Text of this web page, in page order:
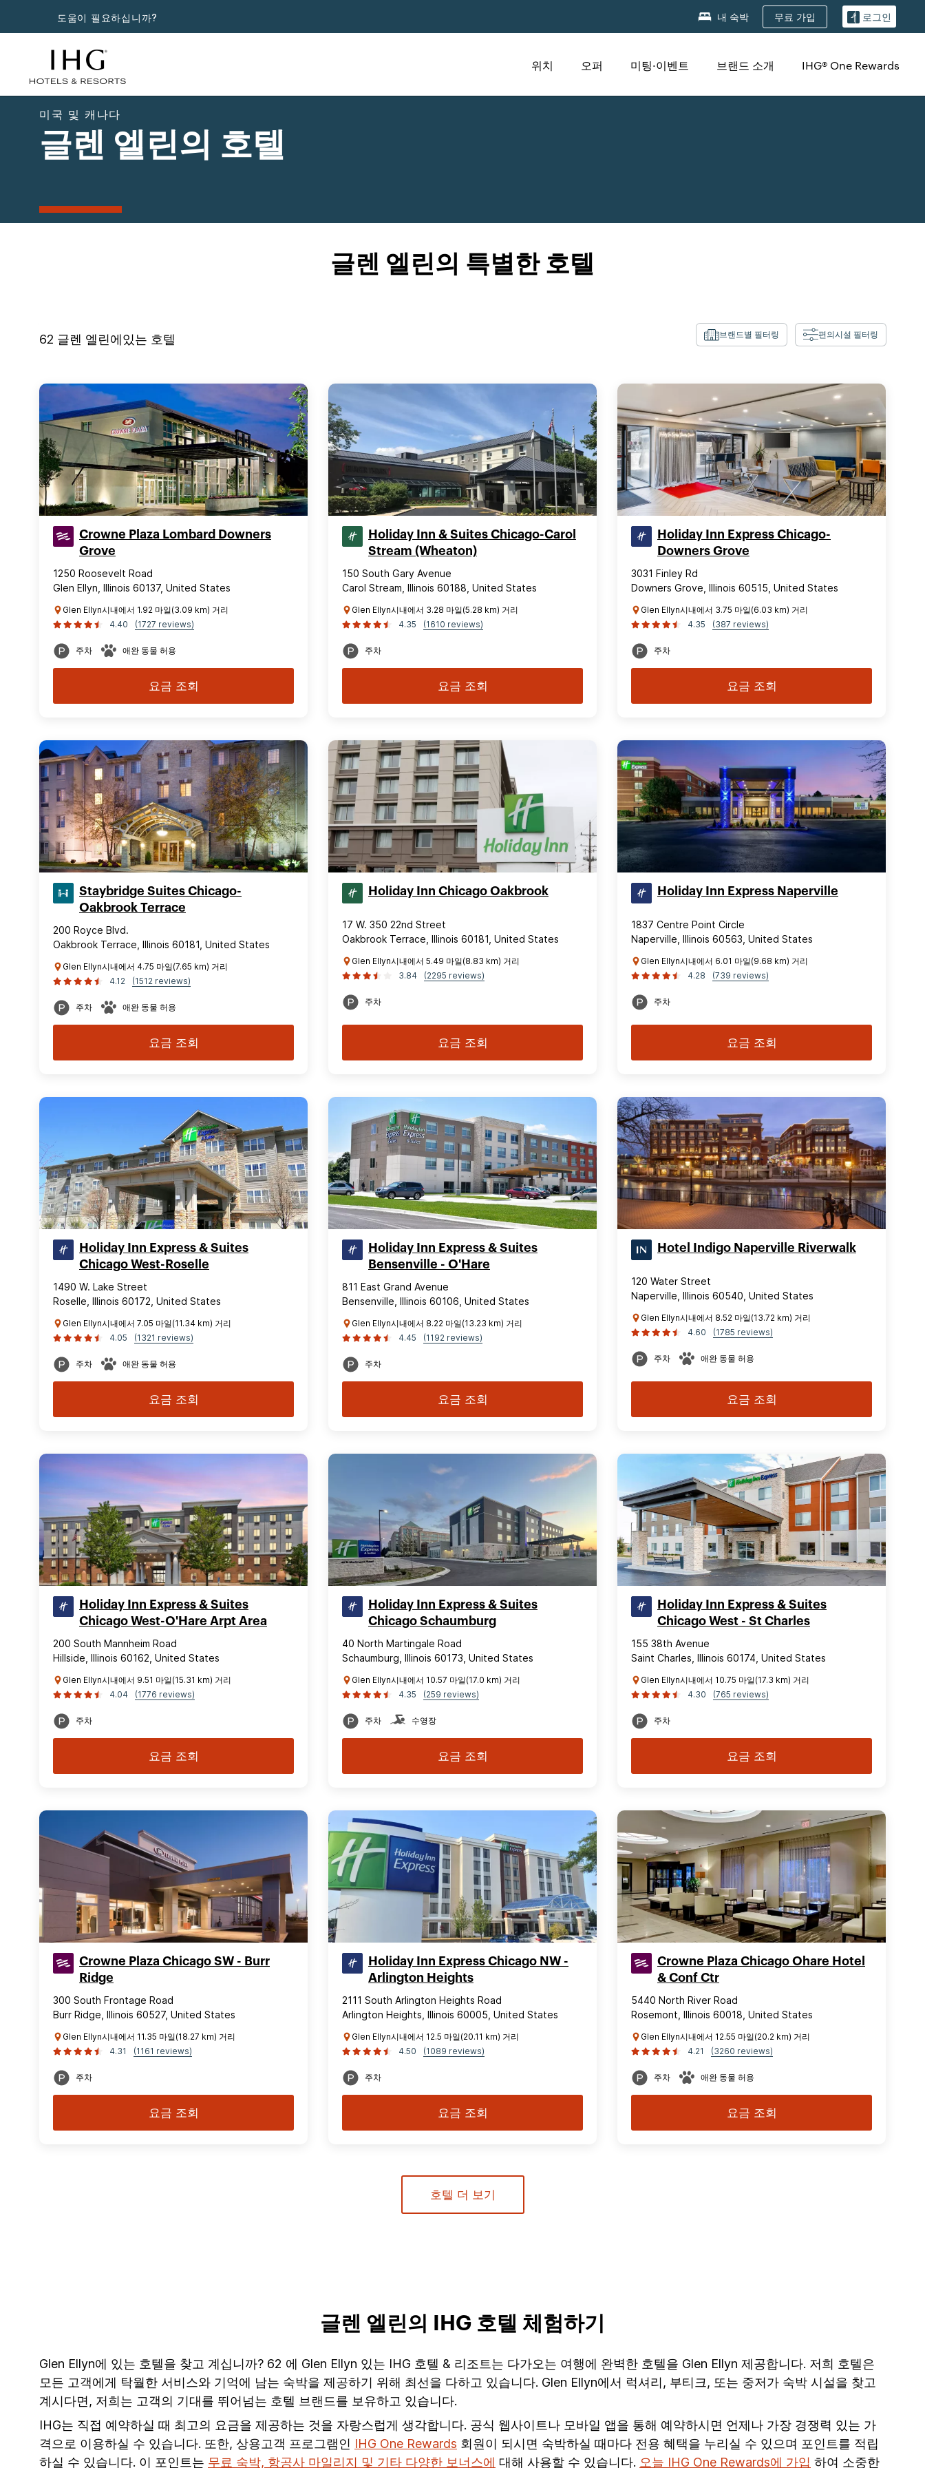
도움이 필요하십니까? 내 숙박 무료 가입 로그인
위치 오퍼 미팅·이벤트 브랜드 소개 IHG® One Rewards
미국 및 캐나다
글렌 엘린의 호텔
글렌 엘린의 특별한 호텔
62 글렌 엘린 에있는 호텔 브랜드별 필터링 편의시설 필터링
Crowne Plaza Lombard Downers
Grove
1250 Roosevelt Road
Glen Ellyn, Illinois 60137, United States
Glen Ellyn시내에서 1.92 마일(3.09 km) 거리
4.40
(1727 reviews)
주차 애완 동물 허용
요금 조회
Holiday Inn & Suites Chicago-Carol
Stream (Wheaton)
150 South Gary Avenue
Carol Stream, Illinois 60188, United States
Glen Ellyn시내에서 3.28 마일(5.28 km) 거리
4.35
(1610 reviews)
주차
요금 조회
Holiday Inn Express Chicago-
Downers Grove
3031 Finley Rd
Downers Grove, Illinois 60515, United States
Glen Ellyn시내에서 3.75 마일(6.03 km) 거리
4.35
(387 reviews)
주차
요금 조회
Staybridge Suites Chicago-
Oakbrook Terrace
200 Royce Blvd.
Oakbrook Terrace, Illinois 60181, United States
Glen Ellyn시내에서 4.75 마일(7.65 km) 거리
4.12
(1512 reviews)
주차 애완 동물 허용
요금 조회
Holiday Inn Chicago Oakbrook
17 W. 350 22nd Street
Oakbrook Terrace, Illinois 60181, United States
Glen Ellyn시내에서 5.49 마일(8.83 km) 거리
3.84
(2295 reviews)
주차
요금 조회
Holiday Inn Express Naperville
1837 Centre Point Circle
Naperville, Illinois 60563, United States
Glen Ellyn시내에서 6.01 마일(9.68 km) 거리
4.28
(739 reviews)
주차
요금 조회
Holiday Inn Express & Suites
Chicago West-Roselle
1490 W. Lake Street
Roselle, Illinois 60172, United States
Glen Ellyn시내에서 7.05 마일(11.34 km) 거리
4.05
(1321 reviews)
주차 애완 동물 허용
요금 조회
Holiday Inn Express & Suites
Bensenville - O'Hare
811 East Grand Avenue
Bensenville, Illinois 60106, United States
Glen Ellyn시내에서 8.22 마일(13.23 km) 거리
4.45
(1192 reviews)
주차
요금 조회
Hotel Indigo Naperville Riverwalk
120 Water Street
Naperville, Illinois 60540, United States
Glen Ellyn시내에서 8.52 마일(13.72 km) 거리
4.60
(1785 reviews)
주차 애완 동물 허용
요금 조회
Holiday Inn Express & Suites
Chicago West-O'Hare Arpt Area
200 South Mannheim Road
Hillside, Illinois 60162, United States
Glen Ellyn시내에서 9.51 마일(15.31 km) 거리
4.04
(1776 reviews)
주차
요금 조회
Holiday Inn Express & Suites
Chicago Schaumburg
40 North Martingale Road
Schaumburg, Illinois 60173, United States
Glen Ellyn시내에서 10.57 마일(17.0 km) 거리
4.35
(259 reviews)
주차 수영장
요금 조회
Holiday Inn Express & Suites
Chicago West - St Charles
155 38th Avenue
Saint Charles, Illinois 60174, United States
Glen Ellyn시내에서 10.75 마일(17.3 km) 거리
4.30
(765 reviews)
주차
요금 조회
Crowne Plaza Chicago SW - Burr
Ridge
300 South Frontage Road
Burr Ridge, Illinois 60527, United States
Glen Ellyn시내에서 11.35 마일(18.27 km) 거리
4.31
(1161 reviews)
주차
요금 조회
Holiday Inn Express Chicago NW -
Arlington Heights
2111 South Arlington Heights Road
Arlington Heights, Illinois 60005, United States
Glen Ellyn시내에서 12.5 마일(20.11 km) 거리
4.50
(1089 reviews)
주차
요금 조회
Crowne Plaza Chicago Ohare Hotel
& Conf Ctr
5440 North River Road
Rosemont, Illinois 60018, United States
Glen Ellyn시내에서 12.55 마일(20.2 km) 거리
4.21
(3260 reviews)
주차 애완 동물 허용
요금 조회
호텔 더 보기
글렌 엘린의 IHG 호텔 체험하기
Glen Ellyn에 있는 호텔을 찾고 계십니까? 62 에 Glen Ellyn 있는 IHG 호텔 & 리조트는 다가오는 여행에 완벽한 호텔을 Glen Ellyn 제공합니다. 저희 호텔은
모든 고객에게 탁월한 서비스와 기억에 남는 숙박을 제공하기 위해 최선을 다하고 있습니다. Glen Ellyn에서 럭셔리, 부티크, 또는 중저가 숙박 시설을 찾고
계시다면, 저희는 고객의 기대를 뛰어넘는 호텔 브랜드를 보유하고 있습니다.
IHG는 직접 예약하실 때 최고의 요금을 제공하는 것을 자랑스럽게 생각합니다. 공식 웹사이트나 모바일 앱을 통해 예약하시면 언제나 가장 경쟁력 있는 가
격으로 이용하실 수 있습니다. 또한, 상용고객 프로그램인 IHG One Rewards 회원이 되시면 숙박하실 때마다 전용 혜택을 누리실 수 있으며 포인트를 적립
하실 수 있습니다. 이 포인트는 무료 숙박, 항공사 마일리지 및 기타 다양한 보너스에 대해 사용할 수 있습니다. 오늘 IHG One Rewards에 가입 하여 소중한